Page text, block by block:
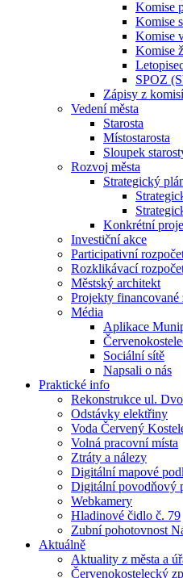
Komise
Komise
Komise
Komise
SPOZ
Zápisy z
Vedení města
Starosta
Místostarosta
Sloupek
Rozvoj města
Strategický
Konkrétní
Investiční akce
Participativní
Rozklikávací
Městský architekt
Projekty
Média
Aplikace
Sociální sítě
Napsali o nás
Praktické info
Rekonstrukce ul.
Odstávky elektřiny
Voda Červený
Volná pracovní místa
Ztráty a nálezy
Digitální mapové
Digitální povodňový
Webkamery
Hladinové čidlo č. 79
Zubní pohotovnost
Aktuálně
Aktuality z města a
Červenokostelecký